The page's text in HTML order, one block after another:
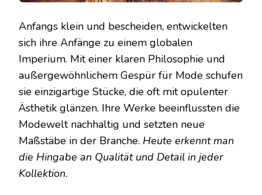
Anfangs klein und bescheiden, entwickelten
sich ihre Anfänge zu einem globalen
Imperium. Mit einer klaren Philosophie und
außergewöhnlichem Gespür für Mode schufen
sie einzigartige Stücke, die oft mit opulenter
Ästhetik glänzen. Ihre Werke beeinflussten die
Modewelt nachhaltig und setzten neue
Maßstäbe in der Branche. Heute erkennt man
die Hingabe an Qualität und Detail in jeder
Kollektion.